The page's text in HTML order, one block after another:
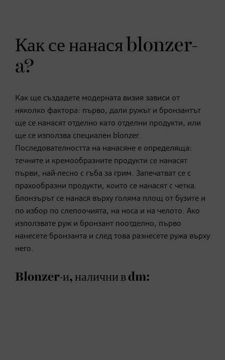
Как се нанася blonzer-
a?
Как ще създадете модерната визия зависи от
няколко фактора: първо, дали ружът и бронзантът
ще се нанасят отделно като отделни продукти, или
ще се използва специален blonzer.
Последователността на нанасяне е определяща:
течните и кремообразните продукти се нанасят
първи, най-лесно с гъба за грим. Запечатват се с
прахообразни продукти, които се нанасят с четка.
Блонзърът се нанася върху голяма площ от бузите и
по избор по слепоочията, на носа и на челото. Ако
използвате руж и бронзант поотделно, първо
нанесете бронзанта и след това разнесете ружа върху
него.
Blonzer-и, налични в dm: